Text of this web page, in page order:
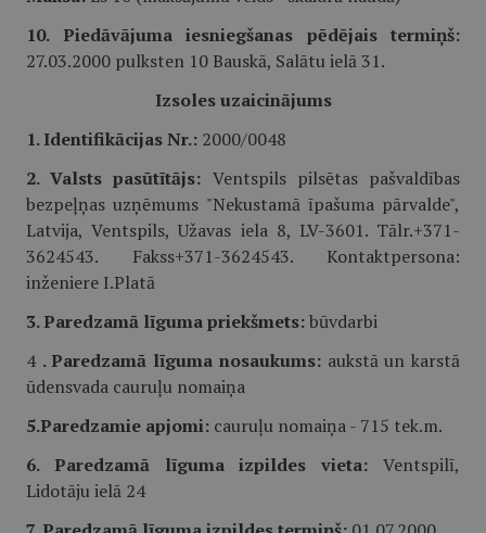
10. Piedāvājuma iesniegšanas pēdējais termiņš:
27.03.2000 pulksten 10 Bauskā, Salātu ielā 31.
Izsoles uzaicinājums
1. Identifikācijas Nr.: 2000/0048
2. Valsts pasūtītājs: Ventspils pilsētas pašvaldības
bezpeļņas uzņēmums "Nekustamā īpašuma pārvalde",
Latvija, Ventspils, Užavas iela 8, LV-3601. Tālr.+371-
3624543. Fakss+371-3624543. Kontaktpersona:
inženiere I.Platā
3. Paredzamā līguma priekšmets:būvdarbi
4 . Paredzamā līguma nosaukums:aukstā un karstā
ūdensvada cauruļu nomaiņa
5.Paredzamie apjomi: cauruļu nomaiņa - 715 tek.m.
6. Paredzamā līguma izpildes vieta: Ventspilī,
Lidotāju ielā 24